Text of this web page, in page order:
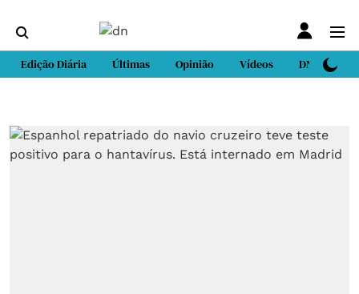
Edição Diária Últimas Opinião Vídeos DN Sport